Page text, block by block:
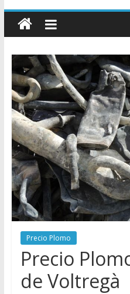
–
Precio
de
Chatarra
Directorio
de
Chatarreros
para
Chatarra
Precio Plomo
Precio
de Voltregà